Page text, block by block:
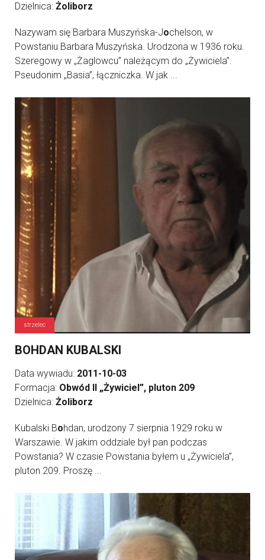
Dzielnica: Żoliborz
Nazywam się Barbara Muszyńska-Jochelson, w
Powstaniu Barbara Muszyńska. Urodzona w 1936 roku.
Szeregowy w „Żaglowcu” należącym do „Żywiciela”.
Pseudonim „Basia”, łączniczka. W jak ...
strzelec
BOHDAN KUBALSKI
Data wywiadu: 2011-10-03
Formacja: Obwód II „Żywiciel”, pluton 209
Dzielnica: Żoliborz
Kubalski Bohdan, urodzony 7 sierpnia 1929 roku w
Warszawie. W jakim oddziale był pan podczas
Powstania? W czasie Powstania byłem u „Żywiciela”,
pluton 209. Proszę ...